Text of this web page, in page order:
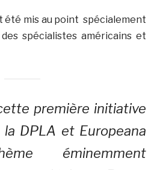
été mis au point spécialement
spécialistes américains et
première initiative
DPLA et Europeana
éminemment